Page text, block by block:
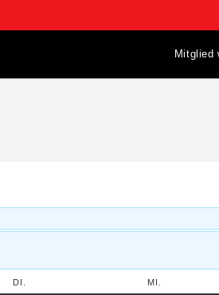
Mitglied
DI. MI.